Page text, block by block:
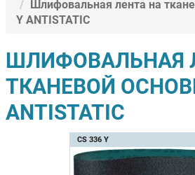
Шлифовальная лента на
Y ANTISTATIC
ШЛИФОВАЛЬНАЯ
ТКАНЕВОЙ
ANTISTATIC
CS 336 Y